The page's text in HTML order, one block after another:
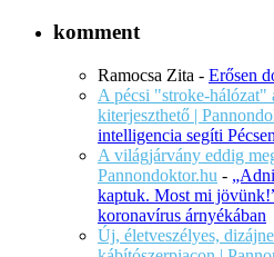
komment
Ramocsa Zita - Erősen
A pécsi "stroke-hálózat"
kiterjeszthető |
intelligencia segíti
A világjárvány eddig
Pannondoktor.hu -
kaptuk. Most mi
koronavírus árnyékában
Új, életveszélyes,